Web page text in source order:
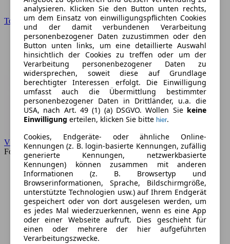
Toyota
VW
Forum
analysieren. Klicken Sie den Button unten rechts,
um dem Einsatz von einwilligungspflichten Cookies
und der damit verbundenen Verarbeitung
personenbezogener Daten zuzustimmen oder den
Button unten links, um eine detaillierte Auswahl
hinsichtlich der Cookies zu treffen oder um der
Verarbeitung personenbezogener Daten zu
widersprechen, soweit diese auf Grundlage
berechtigter Interessen erfolgt. Die Einwilligung
umfasst auch die Übermittlung bestimmter
personenbezogener Daten in Drittländer, u.a. die
USA, nach Art. 49 (1) (a) DSGVO. Wollen Sie keine
Einwilligung erteilen, klicken Sie bitte hier.
Cookies, Endgeräte- oder ähnliche Online-
Kennungen (z. B. login-basierte Kennungen, zufällig
generierte Kennungen, netzwerkbasierte
Kennungen) können zusammen mit anderen
Informationen (z. B. Browsertyp und
Browserinformationen, Sprache, Bildschirmgröße,
unterstützte Technologien usw.) auf Ihrem Endgerät
gespeichert oder von dort ausgelesen werden, um
es jedes Mal wiederzuerkennen, wenn es eine App
oder einer Webseite aufruft. Dies geschieht für
einen oder mehrere der hier aufgeführten
Verarbeitungszwecke.